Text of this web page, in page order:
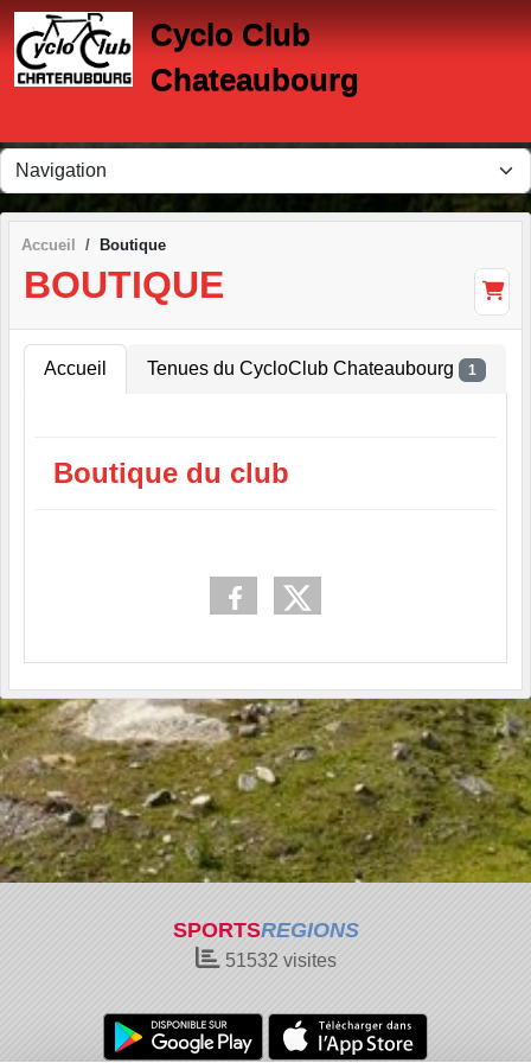
Cyclo Club
Chateaubourg
Accueil Boutique
BOUTIQUE
Accueil Tenues du CycloClub Chateaubourg 1
Boutique du club
SPORTSREGIONS
51532 visites
Panneau de gestion des cookies